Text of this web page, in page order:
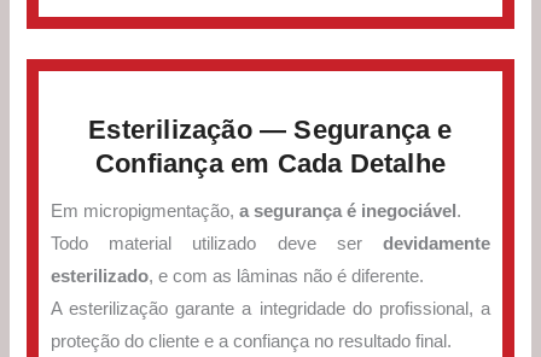
Esterilização — Segurança e
Confiança em Cada Detalhe
Em micropigmentação,a segurança é inegociável .
Todo material utilizado deve ser devidamente
esterilizado, e com as lâminas não é diferente.
A esterilização garante a integridade do profissional, a
proteção do cliente e a confiança no resultado final.